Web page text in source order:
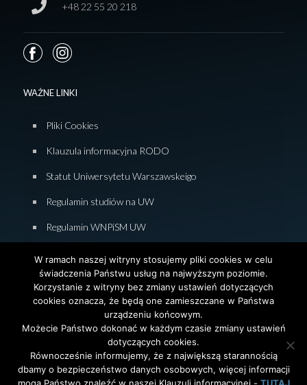
+48 22 55 20 218
WAŻNE LINKI
Pliki Cookies
Klauzula informacyjna RODO
Statut Uniwersytetu Warszawskeigo
Regulamin studiów na UW
Regulamin WNPiSM UW
Deklaracja dostępności WNPiSM
© 2026 Wydział Nauk Politycznych i Studiów
Międzynarodowych. Uniwersytet Warszawski. All Rights
Reserved. Projekt i realizacja stronyAgencjaInterAktywni
W ramach naszej witryny stosujemy pliki cookies w celu
świadczenia Państwu usług na najwyższym poziomie.
Korzystanie z witryny bez zmiany ustawień dotyczących
cookies oznacza, że będą one zamieszczane w Państwa
urządzeniu końcowym.
Możecie Państwo dokonać w każdym czasie zmiany ustawień
dotyczących cookies.
Równocześnie informujemy, że z największą starannością
dbamy o bezpieczeństwo danych osobowych, więcej informacji